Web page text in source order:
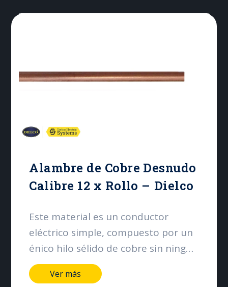
especialmente en aplicaciones de
Alambre de Cobre Desnudo
Calibre 12 x Rollo – Dielco
Este material es un conductor
eléctrico simple, compuesto por un
énico hilo sélido de cobre sin ningén
tipo de aislamiento. Su principal
función es ofrecer un camino de
Ver más